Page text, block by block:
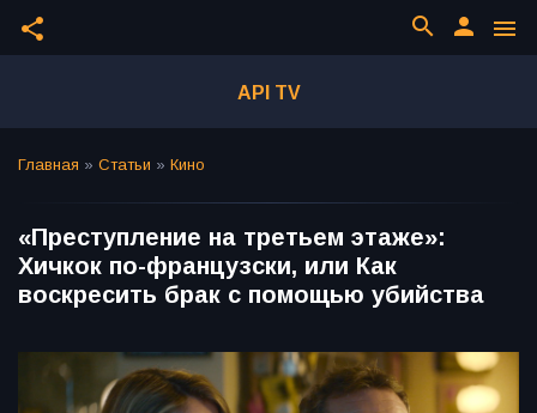
share menu
person
search
API TV
Главная » Статьи » Кино
«Преступление на третьем этаже»:
Хичкок по-французски, или Как
воскресить брак с помощью убийства